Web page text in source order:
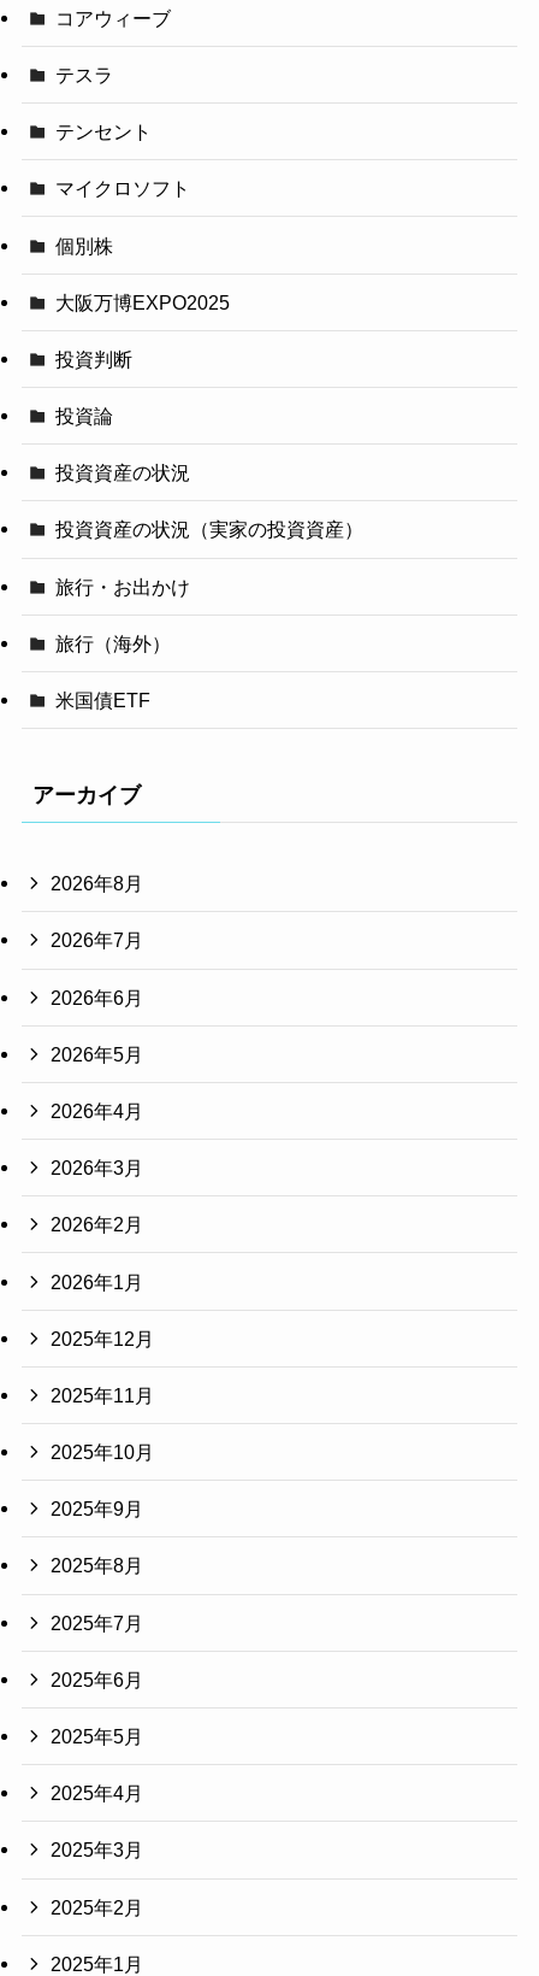
コアウィーブ
テスラ
テンセント
マイクロソフト
個別株
大阪万博EXPO2025
投資判断
投資論
投資資産の状況
投資資産の状況（実家の投資資産）
旅行・お出かけ
旅行（海外）
米国債ETF
アーカイブ
2026年8月
2026年7月
2026年6月
2026年5月
2026年4月
2026年3月
2026年2月
2026年1月
2025年12月
2025年11月
2025年10月
2025年9月
2025年8月
2025年7月
2025年6月
2025年5月
2025年4月
2025年3月
2025年2月
2025年1月